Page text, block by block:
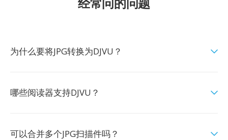
为什么要将JPG转换为DJVU？
哪些阅读器支持DJVU？
可以合并多个JPG扫描件吗？